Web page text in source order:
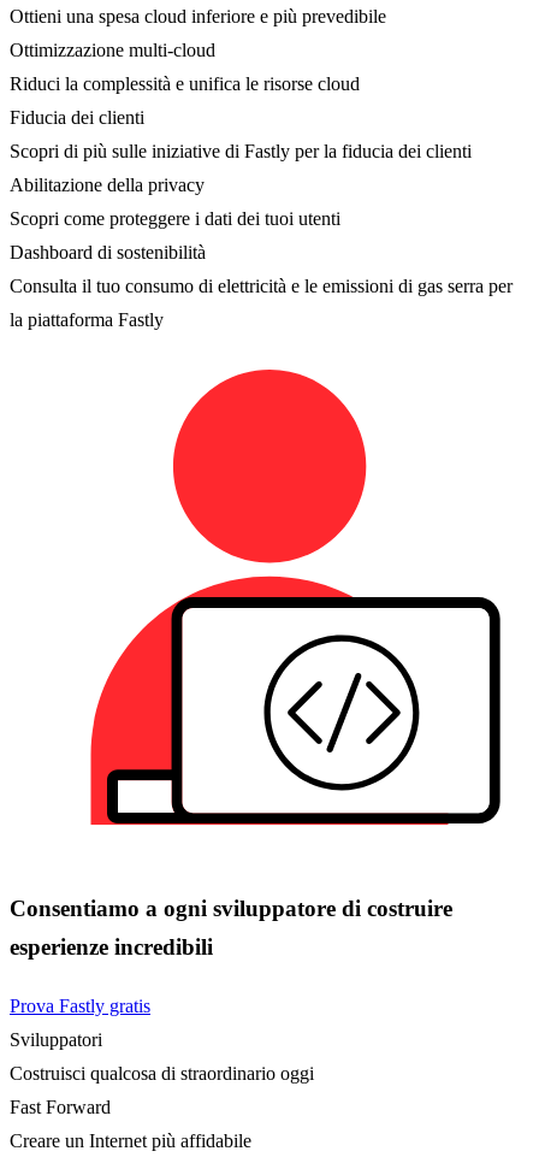
Ottieni una spesa cloud inferiore e più prevedibile
Ottimizzazione multi-cloud
Riduci la complessità e unifica le risorse cloud
Fiducia dei clienti
Scopri di più sulle iniziative di Fastly per la fiducia dei clienti
Abilitazione della privacy
Scopri come proteggere i dati dei tuoi utenti
Dashboard di sostenibilità
Consulta il tuo consumo di elettricità e le emissioni di gas serra per
la piattaforma Fastly
Consentiamo a ogni sviluppatore di costruire
esperienze incredibili
Prova Fastly gratis
Sviluppatori
Costruisci qualcosa di straordinario oggi
Fast Forward
Creare un Internet più affidabile